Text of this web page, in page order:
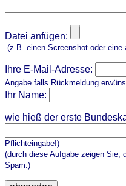
Datei anfügen:
(z.B. einen Screenshot oder eine
Ihre E-Mail-Adresse:
Angabe falls Rückmeldung
Ihr Name:
wie hieß der erste
Pflichteingabe!)
(durch diese Aufgabe zeigen Sie,
Spam.)